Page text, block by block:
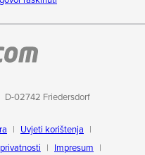
D-02742 Friedersdorf
Uvjeti korištenja
Impresum